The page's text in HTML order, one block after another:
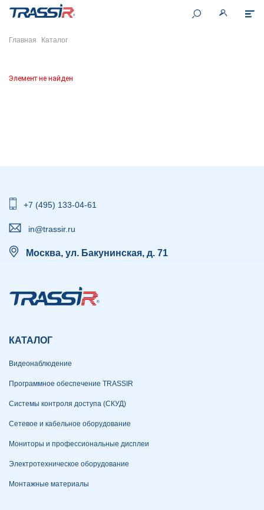
Главная Каталог
Элемент не найден
+7 (495) 133-04-61
in@trassir.ru
Москва, ул. Бакунинская, д. 71
КАТАЛОГ
Видеонаблюдение
Программное обеспечение TRASSIR
Системы контроля доступа (СКУД)
Сетевое и кабельное оборудование
Мониторы и профессиональные дисплеи
Электротехническое оборудование
Монтажные материалы